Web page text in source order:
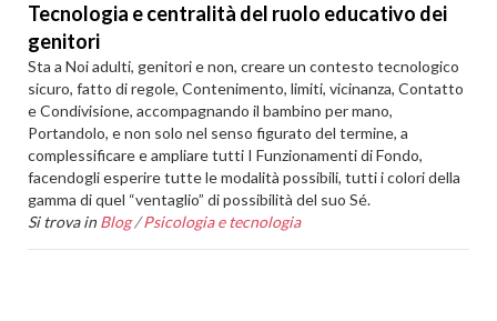
Tecnologia e centralità del ruolo educativo dei
genitori
Sta a Noi adulti, genitori e non, creare un contesto tecnologico
sicuro, fatto di regole, Contenimento, limiti, vicinanza, Contatto
e Condivisione, accompagnando il bambino per mano,
Portandolo, e non solo nel senso figurato del termine, a
complessificare e ampliare tutti I Funzionamenti di Fondo,
facendogli esperire tutte le modalità possibili, tutti i colori della
gamma di quel “ventaglio” di possibilità del suo Sé.
Si trova in Blog /Psicologia e tecnologia